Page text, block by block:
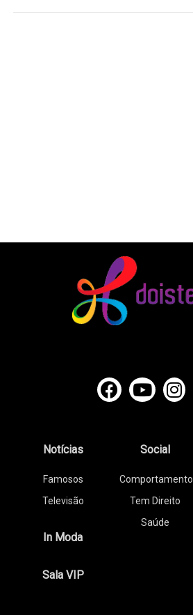
Notícias
Famosos
Televisão
In Moda
Sala VIP
Social
Comportamento
Tem Direito
Saúde